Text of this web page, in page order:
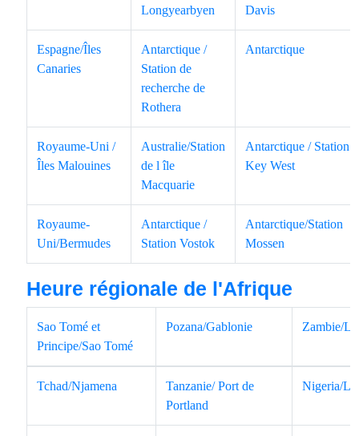
Longyearbyen
Davis
Espagne/Îles
Canaries
Antarctique /
Station de
recherche de
Rothera
Antarctique
Royaume-Uni /
Îles Malouines
Australie/Station
de l île
Macquarie
Antarctique / Station
Key West
Royaume-
Uni/Bermudes
Antarctique /
Station Vostok
Antarctique/Station
Mossen
Heure régionale de l'Afrique
Sao Tomé et
Principe/Sao Tomé
Pozana/Gablonie Zambie/
Tchad/Njamena
Tanzanie/ Port de
Portland
Nigeria/